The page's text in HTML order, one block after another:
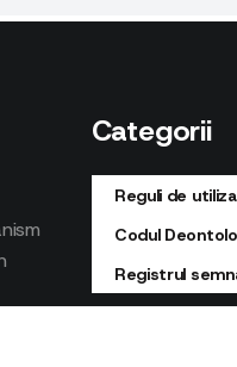
Categorii
Reguli de
Codul
Registrul